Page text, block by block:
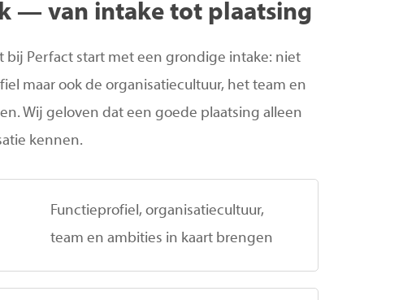
— van intake tot plaatsing
bij Perfact start met een grondige intake: niet
maar ook de organisatiecultuur, het team en
Wij geloven dat een goede plaatsing alleen
kennen.
Functieprofiel, organisatiecultuur,
team en ambities in kaart brengen